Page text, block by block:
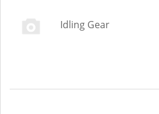
Idling Gear